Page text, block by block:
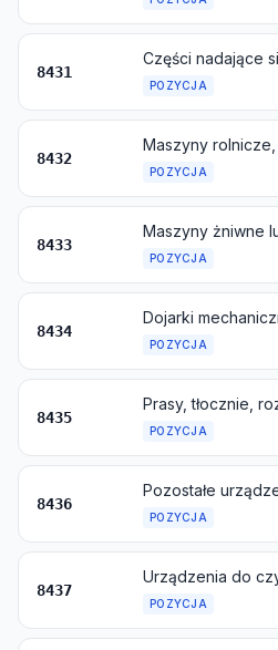
8431
POZYCJA
8432
POZYCJA
8433
POZYCJA
8434
POZYCJA
8435
POZYCJA
8436
POZYCJA
8437
POZYCJA